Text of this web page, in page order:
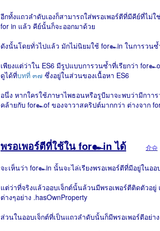
อีกทั้งแถวลำดับเองก็สามารถใส่พรอเพอร์ตีที่มีคีย์ที่ไม่
for in แล้ว คีย์นั้นก็จะออกมาด้วย
ดังนั้นโดยทั่วไปแล้ว มักไม่นิยมใช้ for๛in ในการวนซ้
เพียงแต่ว่าใน ES6 มีรูปแบบการวนซ้ำที่เรียกว่า for
ดูได้ที่บทที่ ๓๗ ซึ่งอยู่ในส่วนของเนื้อหา ES6
อนึ่ง หากใครใช้ภาษาไพธอนหรือรูบีมาจะพบว่ามีก
คล้ายกับ for๛of ของจาวาสคริปต์มากกว่า ต่างจาก
พรอเพอร์ตีที่ใช้ใน for๛in ได้ 介슈
จะเห็นว่า for๛in นั้นจะไล่เรียงพรอเพอร์ตีที่มีอยู่ในออ
แต่ว่าที่จริงแล้วออบเจ็กต์นั้นล้วนมีพรอเพอร์ตีติดตัวอ
ต่างๆอย่าง .hasOwnProperty
ส่วนในออบเจ็กต์ที่เป็นแถวลำดับนั้นก็มีพรอเพอร์ตีอย่า